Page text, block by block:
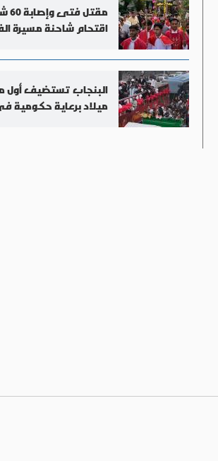
اقتحام شاحنة مسيرة
البنجاب تستضيف أول
ميلاد برعاية حكومية